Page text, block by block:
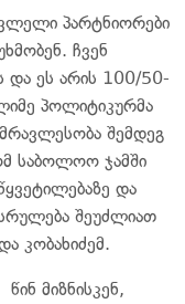
პარტნიორები
ჩვენ
ეს არის 100/50-
პოლიტიკურმა
შემდეგ
საბოლოო ჯამში
და
შეუძლიათ
კობახიძემ.
მიზნისკენ,